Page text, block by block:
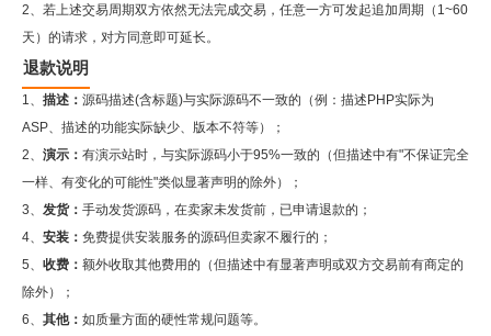
2、若上述交易周期双方依然无法完成交易，任意一方可发起追加周期（1~60
天）的请求，对方同意即可延长。
退款说明
1、 描述： 源码描述(含标题)与实际源码不一致的（例：描述PHP实际为
ASP、描述的功能实际缺少、版本不符等）；
2、 演示： 有演示站时，与实际源码小于95%一致的（但描述中有"不保证完全
一样、有变化的可能性"类似显著声明的除外）；
3、 发货： 手动发货源码，在卖家未发货前，已申请退款的；
4、 安装： 免费提供安装服务的源码但卖家不履行的；
5、 收费： 额外收取其他费用的（但描述中有显著声明或双方交易前有商定的
除外）；
6、 其他： 如质量方面的硬性常规问题等。